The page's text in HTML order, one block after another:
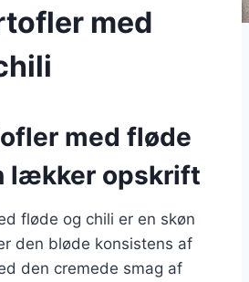
med
med fløde
lækker opskrift
fløde og chili er en skøn
den bløde konsistens af
den cremede smag af